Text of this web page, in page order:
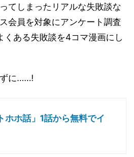
てしまったリアルな失敗談な
会員を対象にアンケート調査
くある失敗談を4コマ漫画にし
ずに……!
ホホ話」1話から無料でイ